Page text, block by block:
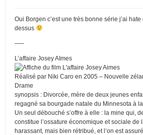
Oui Borgen c’est une très bonne série j’ai
dessus
—–
L’affaire Josey AImes
Réalisé par Niki Caro en 2005 – Nouvelle
Drame
synopsis : Divorcée, mère de deux jeunes
regagné sa bourgade natale du Minnesota à la
Un seul débouché s’offre à elle : la mine qui,
constitue l’ossature économique et sociale de
harassant, mais bien rétribué, et l’on est